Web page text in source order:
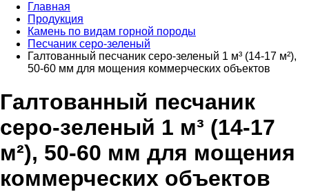
Главная
Продукция
Камень по видам горной породы
Песчаник серо-зеленый
Галтованный песчаник серо-зеленый 1 м³ (14-17 м²),
50-60 мм для мощения коммерческих объектов
Галтованный песчаник
серо-зеленый 1 м³ (14-17
м²), 50-60 мм для мощения
коммерческих объектов